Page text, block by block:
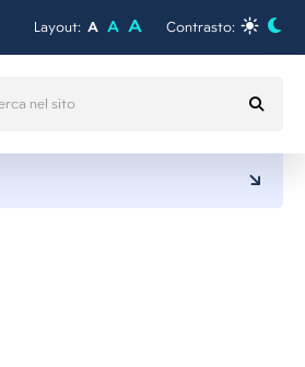
Layout: A A A Contrasto: